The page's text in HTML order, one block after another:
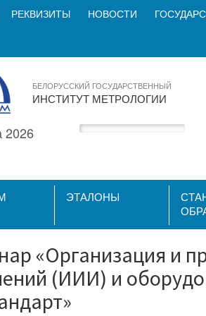
РЕКВИЗИТЫ НОВОСТИ
БЕЛОРУССКИЙ ГОСУДАРСТВЕННЫЙ
ИНСТИТУТ МЕТРОЛОГИИ
2026
ЭТАЛОНЫ
«Организация и
(ИИИ) и